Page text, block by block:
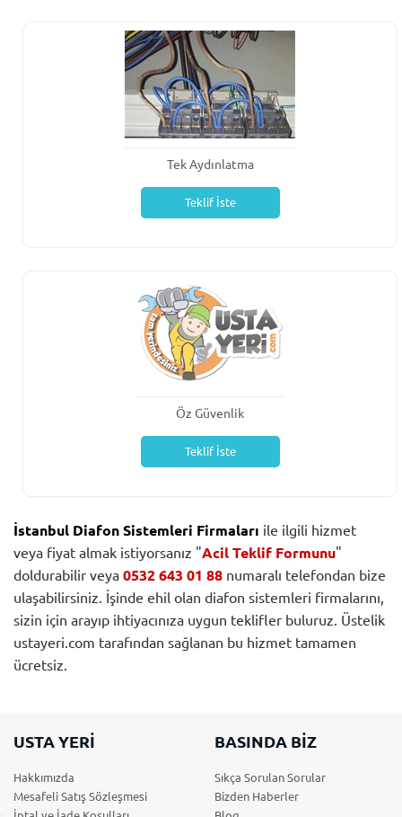
Tek Aydınlatma
Teklif İste
Öz Güvenlik
Teklif İste
İstanbul Diafon Sistemleri Firmaları ile ilgili hizmet
veya fiyat almak istiyorsanız "Acil Teklif Formunu"
doldurabilir veya 0532 643 01 88 numaralı telefondan bize
ulaşabilirsiniz. İşinde ehil olan diafon sistemleri firmalarını,
sizin için arayıp ihtiyacınıza uygun teklifler buluruz. Üstelik
ustayeri.com tarafından sağlanan bu hizmet tamamen
ücretsiz.
USTA YERİ
Hakkımızda
Mesafeli Satış Sözleşmesi
BASINDA BİZ
Sıkça Sorulan Sorular
Bizden Haberler